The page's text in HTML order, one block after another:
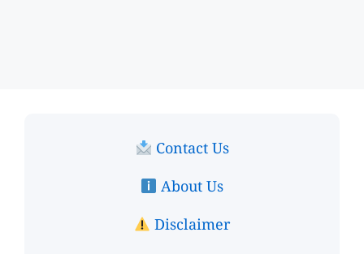
Contact Us
About Us
Disclaimer